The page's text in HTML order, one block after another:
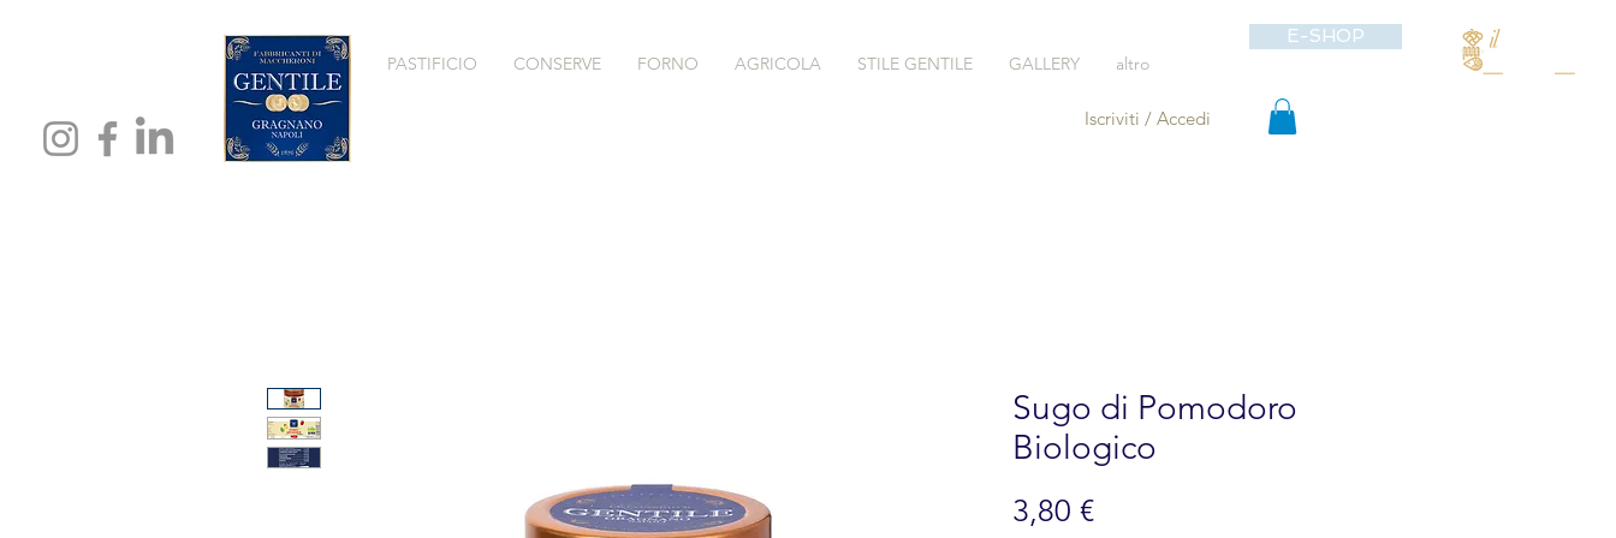
PASTIFICIO CONSERVE FORNO AGRICOLA STILE GENTILE GALLERY altro
Iscriviti / Accedi
E-SHOP
Sugo di Pomodoro
Biologico
3,80 €Prezzo